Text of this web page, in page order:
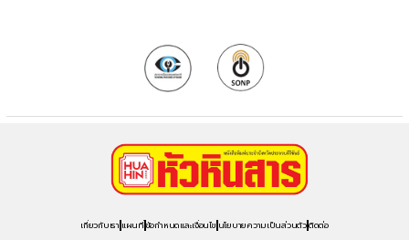
เกี่ยวกับเรา แผนที่ข้อกำหนดและเงื่อนไข นโยบายความเป็นส่วนตัวติดต่อ